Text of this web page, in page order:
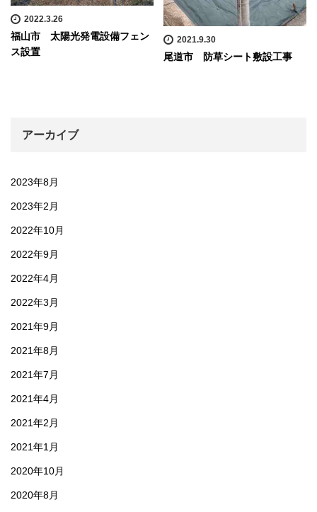
2022.3.26
福山市 太陽光発電設備フェン
ス設置
2021.9.30
尾道市 防草シート敷設工事
アーカイブ
2023年8月
2023年2月
2022年10月
2022年9月
2022年4月
2022年3月
2021年9月
2021年8月
2021年7月
2021年4月
2021年2月
2021年1月
2020年10月
2020年8月